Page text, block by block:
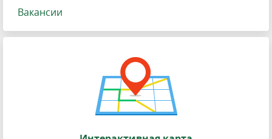
Вакансии